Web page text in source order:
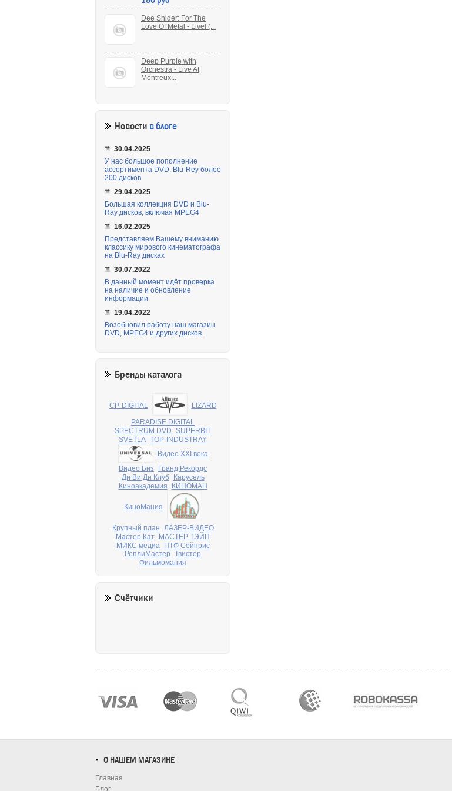
Dee Snider: For The
Love Of Metal - Live! (...
Deep Purple with
Orchestra - Live At
Montreux...
Новости в блоге
30.04.2025
У нас большое пополнение
ассортимента DVD, Blu-Rey более
200 дисков
29.04.2025
Большая коллекция DVD и Blu-
Ray дисков, включая MPEG4
16.02.2025
Представляем Вашему вниманию
классику мирового кинематографа
на Blu-Ray дисках
30.07.2022
В данный момент идёт проверка
на наличие и обновление
информации
19.04.2022
Возобновил работу наш магазин
DVD, MPEG4 и других дисков.
Бренды каталога
CP-DIGITAL LIZARD
PARADISE DIGITAL
SPECTRUM DVD SUPERBIT
SVETLA TOP-INDUSTRAY
Видео XXI века
Видео Биз
Гранд Рекордс
Ди Ви Ди Клуб
Карусель
Киноакадемия
КИНОМАН
КиноМания
Крупный план ЛАЗЕР-ВИДЕО
Мастер Кат МАСТЕР ТЭЙП
МИКС медиа
ПТФ Сейприс
РеплиМастер Твистер
Фильмомания
Счётчики
О НАШЕМ МАГАЗИНЕ
Главная